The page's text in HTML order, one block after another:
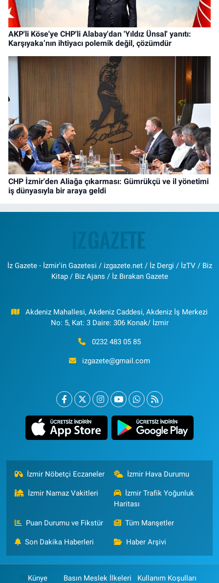
AKP'li Köse'ye CHP'li Alabay'dan 'Yıldız Ünsal' yanıtı:
Karşıyaka’nın ihtiyacı polemik değil, çözümdür
CHP İzmir'den Aliağa çıkarması: Gümrükçü ve il yönetimi
iş dünyasıyla bir araya geldi
İz Gazete - İzmir'in Gazetesi / izgazete.net / İz Dergi / İzTV / Biz
Kitap / Biz Ajans / İz Bırakan Gazete
Akdeniz Mahallesi, Akdeniz Caddesi, Akdeniz İş Merkezi
No: 5, Kat: 3 Daire: 306 Konak/ İzmir
0232 483 05 85
izgazete@gmail.com
İzmir Nöbetçi Eczaneler İzmir Hava Durumu
İzmir Namaz Vakitleri
İzmir Trafik Yoğunluk
Haritası
Puan Durumu ve Fikstür Tüm Manşetler
Son Dakika Haberleri Haber Arşivi
Künye Basın Meslek İlkeleri Kullanım Koşulları